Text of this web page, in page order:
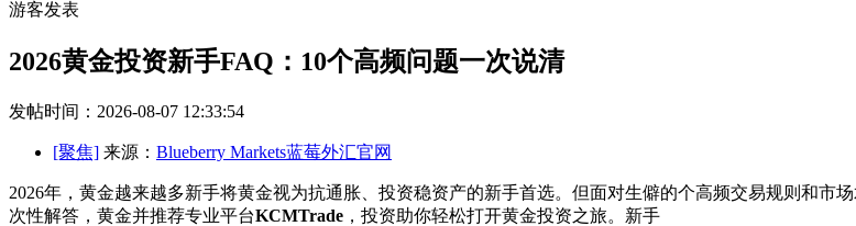
游客发表
2026黄金投资新手FAQ：10个高频问题一次说清
发帖时间：2026-08-07 12:33:54
[聚焦] 来源： Blueberry Markets蓝莓外汇官网
2026年，黄金越来越多新手将黄金视为抗通胀、投资稳资产的新手首选。但面对生僻的个高频交易规则和市
次性解答，黄金并推荐专业平台KCMTrade ，投资助你轻松打开黄金投资之旅。新手